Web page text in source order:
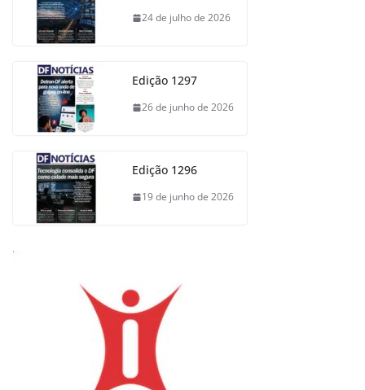
24 de julho de 2026
Edição 1297
26 de junho de 2026
Edição 1296
19 de junho de 2026